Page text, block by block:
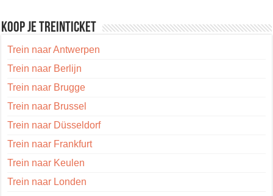
Koop je treinticket
Trein naar Antwerpen
Trein naar Berlijn
Trein naar Brugge
Trein naar Brussel
Trein naar Düsseldorf
Trein naar Frankfurt
Trein naar Keulen
Trein naar Londen